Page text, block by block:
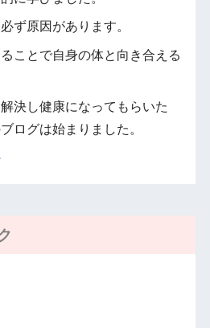
ず原因があります。
ことで自身の体と向き合える
決し健康になってもらいた
ログは始まりました。